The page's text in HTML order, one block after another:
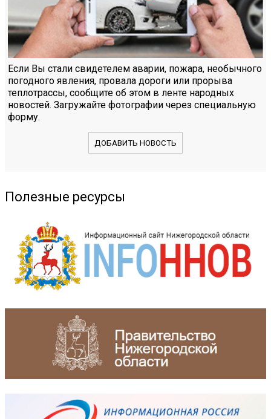
Если Вы стали свидетелем аварии, пожара, необычного
погодного явления, провала дороги или прорыва
теплотрассы, сообщите об этом в ленте народных
новостей. Загружайте фотографии через специальную
форму.
ДОБАВИТЬ НОВОСТЬ
Полезные ресурсы